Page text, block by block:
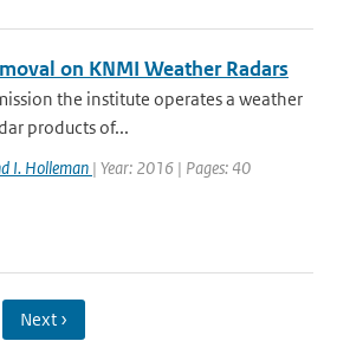
on KNMI Weather Radars
the institute operates a weather
products of...
I. Holleman | Year: 2016 | Pages: 40
Next ›